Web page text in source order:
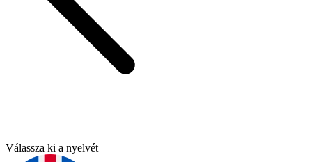
Válassza ki a nyelvét